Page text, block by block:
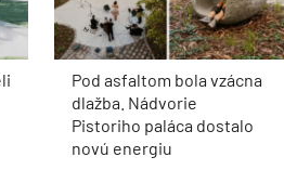
Pod asfaltom bola vzácna
dlažba. Nádvorie
Pistoriho paláca dostalo
novú energiu